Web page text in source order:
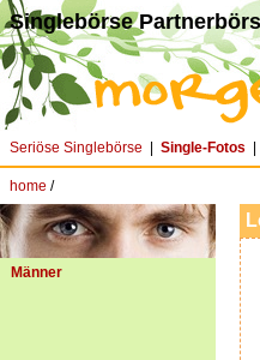
Singlebörse
Seriöse Singlebörse Single-Fotos
home /
Männer